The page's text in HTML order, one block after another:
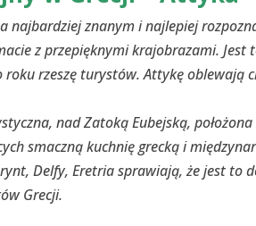
najbardziej znanym i najlepiej
z przepięknymi krajobrazami. Jest
rzeszę turystów. Attykę oblewają
nad Zatoką Eubejską,
smaczną kuchnię grecką i
Delfy, Eretria sprawiają, że jest to
Grecji.